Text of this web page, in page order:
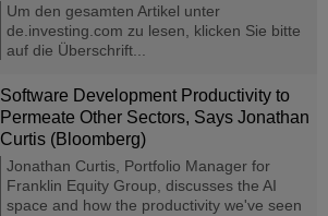
Um den gesamten Artikel unter
de.investing.com zu lesen, klicken Sie bitte
auf die Überschrift...
Software Development Productivity to
Permeate Other Sectors, Says Jonathan
Curtis (Bloomberg)
Jonathan Curtis, Portfolio Manager for
Franklin Equity Group, discusses the AI
space and how the productivity we've seen